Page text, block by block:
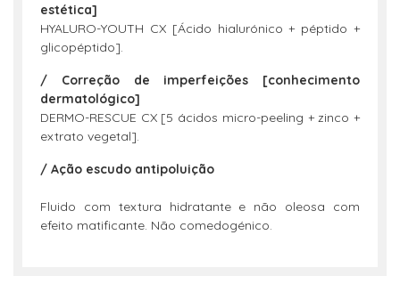
estética]
HYALURO-YOUTH CX [Ácido hialurónico + péptido +
glicopéptido].
/ Correção de imperfeições [conhecimento
dermatológico]
DERMO-RESCUE CX [5 ácidos micro-peeling + zinco +
extrato vegetal].
/ Ação escudo antipoluição
Fluido com textura hidratante e não oleosa com
efeito matificante. Não comedogénico.